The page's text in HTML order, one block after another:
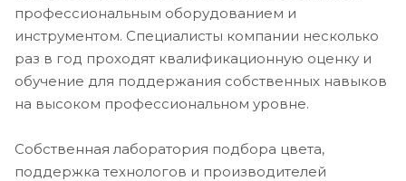
профессиональным оборудованием и
инструментом. Специалисты компании несколько
раз в год проходят квалификационную оценку и
обучение для поддержания собственных навыков
на высоком профессиональном уровне.
Собственная лаборатория подбора цвета,
поддержка технологов и производителей